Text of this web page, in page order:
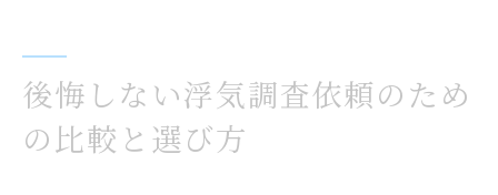
後悔しない浮気調査依頼のため
の比較と選び方